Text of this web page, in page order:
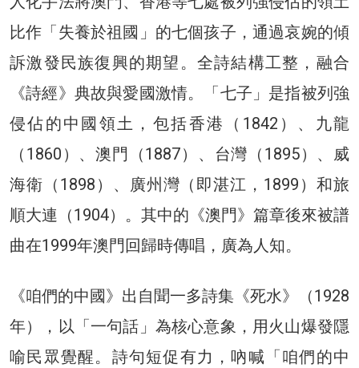
比作「失養於祖國」的七個孩子，通過哀婉的傾
訴激發民族復興的期望。全詩結構工整，融合
《詩經》典故與愛國激情。「七子」是指被列強
侵佔的中國領土，包括香港（1842）、九龍
（1860）、澳門（1887）、台灣（1895）、威
海衛（1898）、廣州灣（即湛江，1899）和旅
順大連（1904）。其中的《澳門》篇章後來被譜
曲在1999年澳門回歸時傳唱，廣為人知。
《咱們的中國》出自聞一多詩集《死水》（1928
年），以「一句話」為核心意象，用火山爆發隱
喻民眾覺醒。詩句短促有力，吶喊「咱們的中